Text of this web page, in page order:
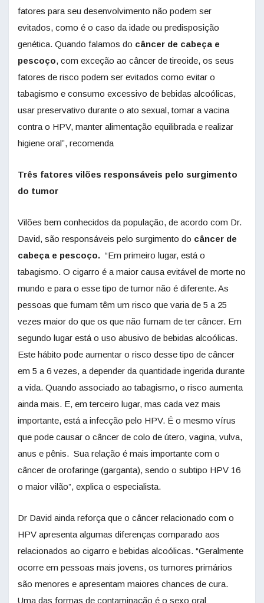
fatores para seu desenvolvimento não podem ser
evitados, como é o caso da idade ou predisposição
genética. Quando falamos do câncer de cabeça e
pescoço, com exceção ao câncer de tireoide, os seus
fatores de risco podem ser evitados como evitar o
tabagismo e consumo excessivo de bebidas alcoólicas,
usar preservativo durante o ato sexual, tomar a vacina
contra o HPV, manter alimentação equilibrada e realizar
higiene oral”, recomenda
Três fatores vilões responsáveis pelo surgimento
do tumor
Vilões bem conhecidos da população, de acordo com Dr.
David, são responsáveis pelo surgimento do câncer de
cabeça e pescoço. “Em primeiro lugar, está o
tabagismo. O cigarro é a maior causa evitável de morte no
mundo e para o esse tipo de tumor não é diferente. As
pessoas que fumam têm um risco que varia de 5 a 25
vezes maior do que os que não fumam de ter câncer. Em
segundo lugar está o uso abusivo de bebidas alcoólicas.
Este hábito pode aumentar o risco desse tipo de câncer
em 5 a 6 vezes, a depender da quantidade ingerida durante
a vida. Quando associado ao tabagismo, o risco aumenta
ainda mais. E, em terceiro lugar, mas cada vez mais
importante, está a infecção pelo HPV. É o mesmo vírus
que pode causar o câncer de colo de útero, vagina, vulva,
anus e pênis. Sua relação é mais importante com o
câncer de orofaringe (garganta), sendo o subtipo HPV 16
o maior vilão”, explica o especialista.
Dr David ainda reforça que o câncer relacionado com o
HPV apresenta algumas diferenças comparado aos
relacionados ao cigarro e bebidas alcoólicas. “Geralmente
ocorre em pessoas mais jovens, os tumores primários
são menores e apresentam maiores chances de cura.
Uma das formas de contaminação é o sexo oral